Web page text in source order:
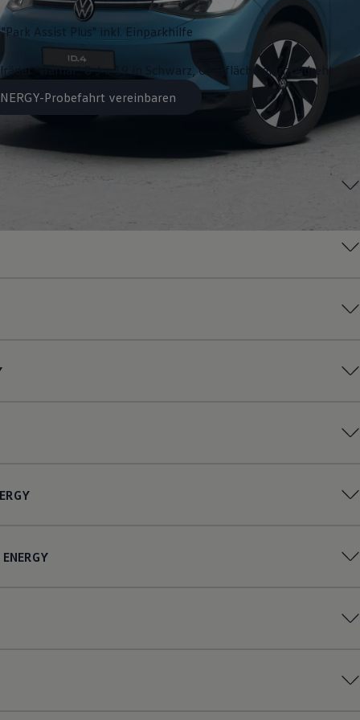
Assist Plus" inkl. Einparkhilfe
"Hamar" 8 J x 19 in Schwarz, Oberfläche glanzgedreht
Probefahrt vereinbaren
ENERGY